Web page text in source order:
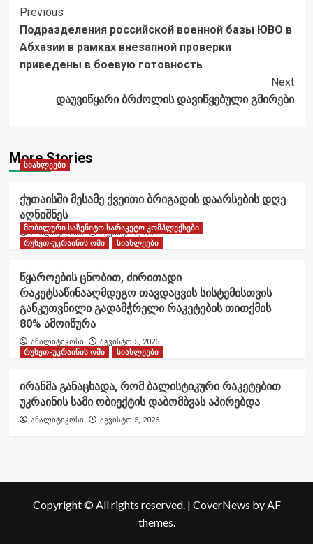
Post
Navigation
Previous
Подразделения российской военной базы ЮВО в
Абхазии в рамках внезапной проверки
приведены в боевую готовность
Next
დაუვიწყარი ბრძოლის დავიწყებული გმირები
More Stories
სიახლეები
ქუთაისში მესამე ქვეითი ბრიგადის დაარსების დღე
აღნიშნეს
ანალიტიკოსი აგვისტო 6, 2026
მობილური საზენიტო სარაკეტო კომპლექსები
რუსეთ-უკრაინის ომი
სიახლეები
წყაროების ცნობით, ძირითადი
რაკეტსაწინააღმდეგო თავდაცვის სისტემისთვის
განკუთვნილი გადამჭრელი რაკეტების თითქმის
80% ამოიწურა
ანალიტიკოსი
აგვისტო 5, 2026
რუსეთ-უკრაინის ომი
სიახლეები
ირანმა განაცხადა, რომ ბალისტიკური რაკეტებით
უკრაინის სამი ობიექტის დაბომბვას აპირებდა
ანალიტიკოსი აგვისტო 5, 2026
Copyright © All rights reserved. | CoverNews by AF
themes.